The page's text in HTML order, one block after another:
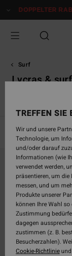
zur
Auswahl
springen
DOPPELTER
Surf
Lycras &
Filtern &
Direkt
Filterkriterien
springen
Überspringen
filtern
TREFFEN SIE
Wir und unsere
Technologie, um
und/oder darauf
Informationen (wie
verwendet werden,
präsentieren, um
messen, und um
Produkte unserer
können Ihre Wahl so
Zustimmung
dagegen
zustimmen (z. B.
Besucherzahlen).
Cookie-Richtlinieund